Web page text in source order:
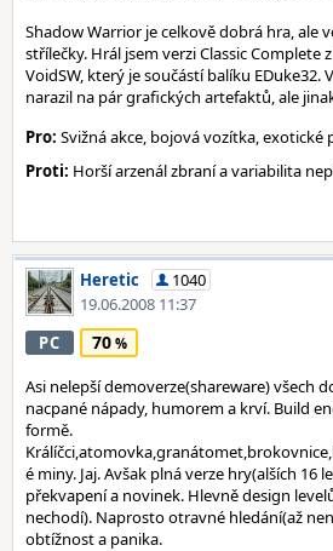
Shadow Warrior je celkově dobrá hra, ale
střílečky. Hrál jsem verzi Classic Complete
VoidSW, který je součástí balíku EDuke32.
narazil na pár grafických artefaktů, ale
Pro: Svižná akce, bojová vozítka, exotické
Proti: Horší arzenál zbraní a variabilita
Heretic
1040
19.06.2008 11:37
PC 70
Asi nelepší demoverze(shareware) všech
nacpané nápady, humorem a krví. Build
formě.
é miny. Jaj. Avšak plná verze hry(alších 16
překvapení a novinek. Hlevně design
nechodí). Naprosto otravné hledání(až
obtížnost a panika.